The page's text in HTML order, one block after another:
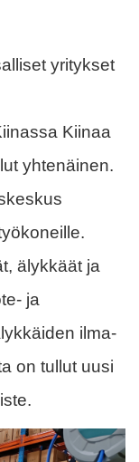
yritykset
Kiinaa
yhtenäinen.
älykkäät ja
ja
ilma-
on tullut uusi